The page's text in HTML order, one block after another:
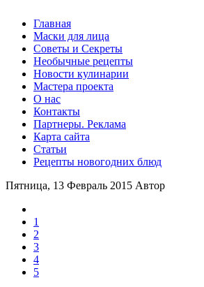
Главная
Маски для лица
Советы и Секреты
Необычные рецепты
Новости кулинарии
Мастера проекта
О нас
Контакты
Партнеры. Реклама
Карта сайта
Статьи
Рецепты новогодних блюд
Пятница, 13 Февраль 2015 Автор
1
2
3
4
5